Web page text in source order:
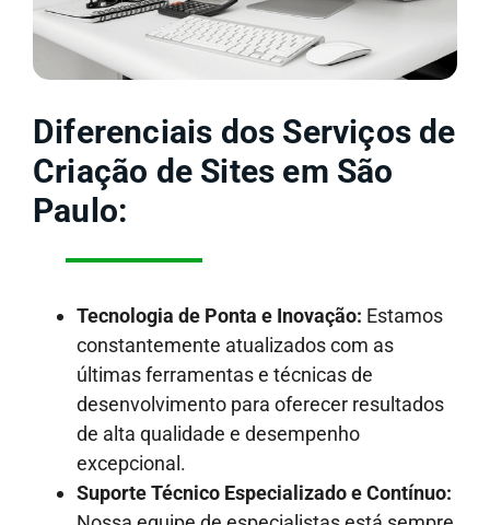
Diferenciais dos Serviços de
Criação de Sites em São
Paulo:
Tecnologia de Ponta e Inovação: Estamos
constantemente atualizados com as
últimas ferramentas e técnicas de
desenvolvimento para oferecer resultados
de alta qualidade e desempenho
excepcional.
Suporte Técnico Especializado e Contínuo: